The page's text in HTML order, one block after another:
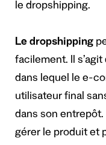
le dropshipping.
Le dropshipping
facilement. Il s’agit
dans lequel le e-
utilisateur final
dans son
gérer le produit et